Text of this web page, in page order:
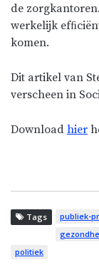
de
werkelijk
komen.
Dit artikel van
verscheen in
Download hier
Tags publiek-
politiek